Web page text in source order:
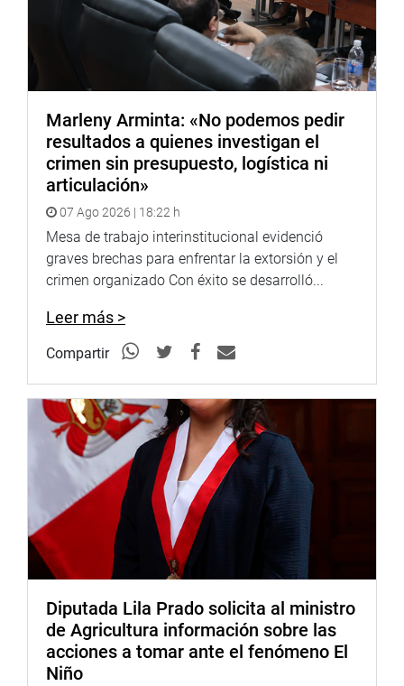
Marleny Arminta: «No podemos pedir
resultados a quienes investigan el
crimen sin presupuesto, logística ni
articulación»
07 Ago 2026 | 18:22 h
Mesa de trabajo interinstitucional evidenció
graves brechas para enfrentar la extorsión y el
crimen organizado Con éxito se desarrolló...
Leer más >
Compartir
Diputada Lila Prado solicita al ministro
de Agricultura información sobre las
acciones a tomar ante el fenómeno El
Niño